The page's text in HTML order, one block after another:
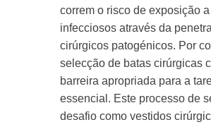
correm o risco de exposição
infecciosos através da
cirúrgicos patogénicos. Por
selecção de batas cirúrgicas
barreira apropriada para a
essencial. Este processo de
desafio como vestidos